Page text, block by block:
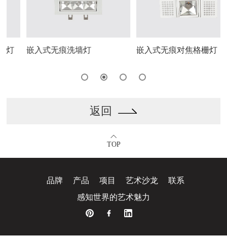
嵌入式无痕洗墙灯 嵌入式无痕对焦格栅灯
返回
TOP
品牌 产品 项目 艺术沙龙
联系
感知世界的艺术魅力